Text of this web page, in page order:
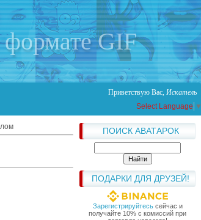
GIF
Приветствую Вас, Искатель
Select Language ▼
ПОИСК АВАТАРОК
ПОДАРКИ ДЛЯ ДРУЗЕЙ!
Зарегистрируйтесьсейчас и
получайте 10% с комиссий при